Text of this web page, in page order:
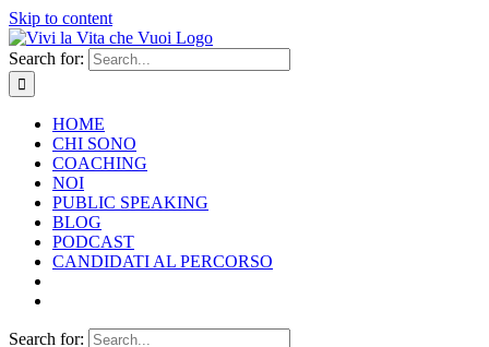
Skip to content
Search for:
HOME
CHI SONO
COACHING
NOI
PUBLIC SPEAKING
BLOG
PODCAST
CANDIDATI AL PERCORSO
Search for: